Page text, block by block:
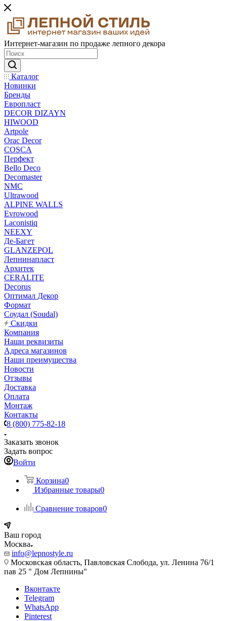
Интернет-магазин по продаже лепного декора
Каталог
Новинки
Бренды
Европласт
DECOR DIZAYN
HIWOOD
Artpole
Orac Decor
COSCA
Перфект
Bello Deco
Decomaster
NMС
Ultrawood
ALPINE WALLS
Evrowood
Laconistiq
NEEXY
Де-Багет
GLANZEPOL
Лепнинапласт
Архитек
CERALITE
Decorus
Оптимал Декор
Формат
Соудал (Soudal)
Скидки
Компания
Наши реквизиты
Адреса магазинов
Наши преимущества
Новости
Отзывы
Доставка
Оплата
Монтаж
Контакты
8 (800) 775-82-18
Заказать звонок
Задать вопрос
Войти
Корзина0
Избранные товары0
Сравнение товаров0
Ваш город
Москва
info@lepnostyle.ru
Московская область, Павловская Слобода, ул. Ленина 76/1
пав 25 " Дом Лепнины"
Вконтакте
Telegram
WhatsApp
Pinterest